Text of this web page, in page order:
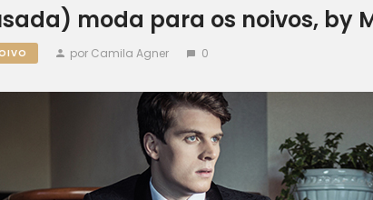
moda para os noivos, by
por Camila Agner 0